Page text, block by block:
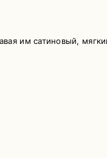
им сатиновый,